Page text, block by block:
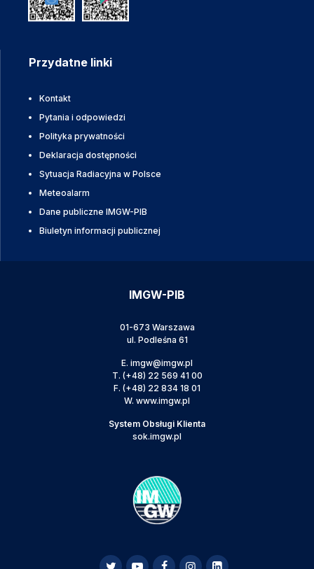
Przydatne linki
Kontakt
Pytania i odpowiedzi
Polityka prywatności
Deklaracja dostępności
Sytuacja Radiacyjna w Polsce
Meteoalarm
Dane publiczne IMGW-PIB
Biuletyn informacji publicznej
IMGW-PIB
01-673 Warszawa
ul. Podleśna 61
E. imgw@imgw.pl
T. (+48) 22 569 41 00
F. (+48) 22 834 18 01
W. www.imgw.pl
System Obsługi Klienta
sok.imgw.pl